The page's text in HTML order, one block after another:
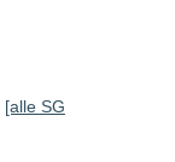
[alle SG